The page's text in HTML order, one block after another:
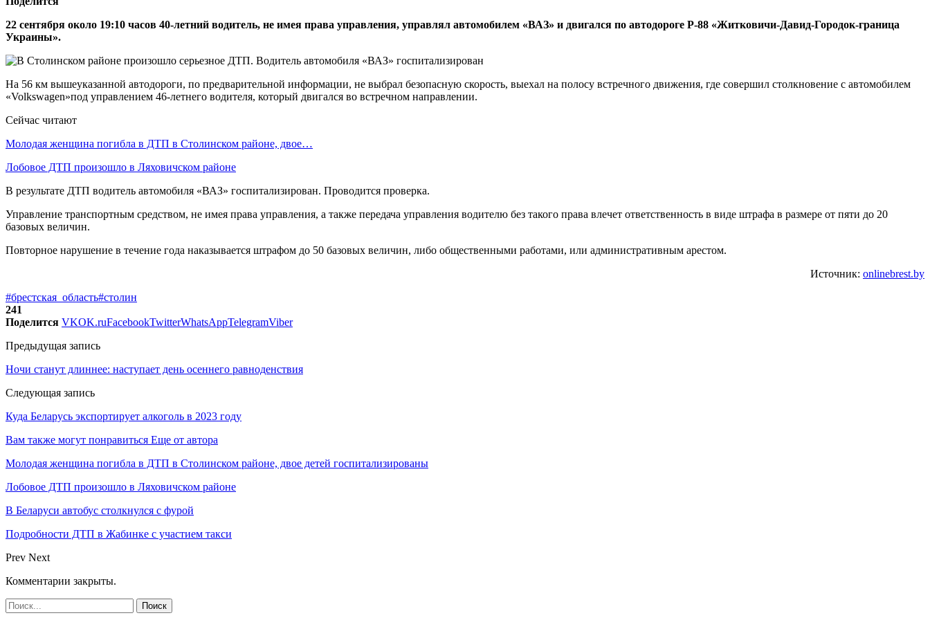
22 сентября около 19:10 часов 40-летний водитель, не имея права управления, управлял автомобилем «ВАЗ» и двигался по автодороге Р-88 «Житковичи-Давид-Городок-граница
Украины».
На 56 км вышеуказанной автодороги, по предварительной информации, не выбрал безопасную скорость, выехал на полосу встречного движения, где совершил столкновение с автомобилем
«Volkswagen»под управлением 46-летнего водителя, который двигался во встречном направлении.
Сейчас читают
Молодая женщина погибла в ДТП в Столинском районе, двое…
Лобовое ДТП произошло в Ляховичском районе
В результате ДТП водитель автомобиля «ВАЗ» госпитализирован. Проводится проверка.
Управление транспортным средством, не имея права управления, а также передача управления водителю без такого права влечет ответственность в виде штрафа в размере от пяти до 20
базовых величин.
Повторное нарушение в течение года наказывается штрафом до 50 базовых величин, либо общественными работами, или административным арестом.
Источник: onlinebrest.by
#брестская_область#столин
241
Поделится VKOK.ruFacebookTwitterWhatsAppTelegramViber
Предыдущая запись
Ночи станут длиннее: наступает день осеннего равноденствия
Следующая запись
Куда Беларусь экспортирует алкоголь в 2023 году
Вам также могут понравиться Еще от автора
Молодая женщина погибла в ДТП в Столинском районе, двое детей госпитализированы
Лобовое ДТП произошло в Ляховичском районе
В Беларуси автобус столкнулся с фурой
Подробности ДТП в Жабинке с участием такси
Prev Next
Комментарии закрыты.